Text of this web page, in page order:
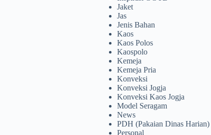
Jaket
Jas
Jenis Bahan
Kaos
Kaos Polos
Kaospolo
Kemeja
Kemeja Pria
Konveksi
Konveksi Jogja
Konveksi Kaos Jogja
Model Seragam
News
PDH (Pakaian Dinas Harian)
Personal